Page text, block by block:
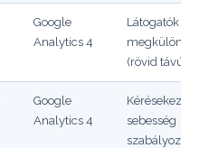
Google
Analytics 4
Látogatók
(rövid távú)
Google
Analytics 4
Kérésekezési
sebesség
szabályozása